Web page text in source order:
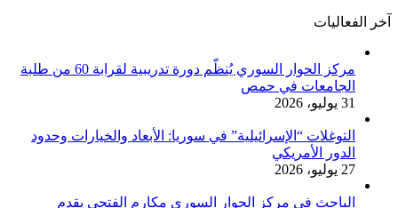
آخر الفعاليات
مركز الحوار السوري يُنظّم دورة تدريبية لقرابة 60 من طلبة
الجامعات في حمص
31 يوليو، 2026
التوغلات “الإسرائيلية” في سوريا: الأبعاد والخيارات وحدود
الدور الأمريكي
27 يوليو، 2026
الباحث في مركز الحوار السوري مكارم الفتحي يقدم